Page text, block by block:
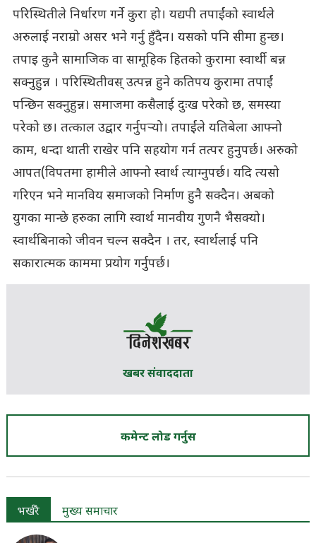
परिस्थितीले निर्धारण गर्ने कुरा हो। यद्यपी तपाईंको स्वार्थले
अरुलाई नराम्रो असर भने गर्नु हुँदैन। यसको पनि सीमा हुन्छ।
तपाइ कुनै सामाजिक वा सामूहिक हितको कुरामा स्वार्थी बन्न
सक्नुहुन्न । परिस्थितीवस् उत्पन्न हुने कतिपय कुरामा तपाईं
पन्छिन सक्नुहुन्न। समाजमा कसैलाई दुःख परेको छ, समस्या
परेको छ। तत्काल उद्वार गर्नुपर्‍यो। तपाईंले यतिबेला आफ्नो
काम, धन्दा थाती राखेर पनि सहयोग गर्न तत्पर हुनुपर्छ। अरुको
आपत(विपतमा हामीले आफ्नो स्वार्थ त्याग्नुपर्छ। यदि त्यसो
गरिएन भने मानविय समाजको निर्माण हुनै सक्दैन। अबको
युगका मान्छे हरुका लागि स्वार्थ मानवीय गुणनै भैसक्यो।
स्वार्थबिनाको जीवन चल्न सक्दैन । तर, स्वार्थलाई पनि
सकारात्मक काममा प्रयोग गर्नुपर्छ।
खबर संवाददाता
कमेन्ट लोड गर्नुस
भर्खरै मुख्य समाचार